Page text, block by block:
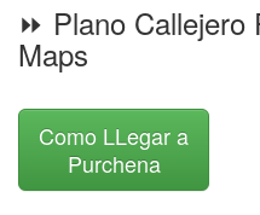
⏩ Plano
Maps
Como LLegar a
Purchena